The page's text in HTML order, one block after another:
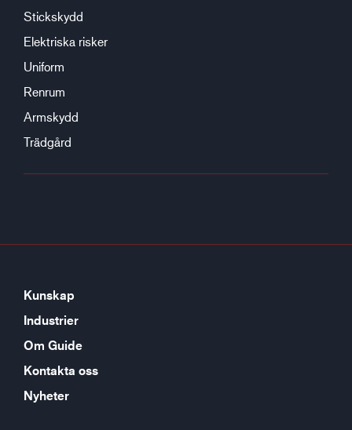
Stickskydd
Elektriska risker
Uniform
Renrum
Armskydd
Trädgård
Kunskap
Industrier
Om Guide
Kontakta oss
Nyheter